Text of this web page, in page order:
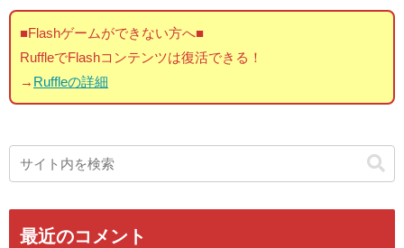
■Flashゲームができない方へ■
RuffleでFlashコンテンツは復活できる！
→ Ruffleの詳細
最近のコメント